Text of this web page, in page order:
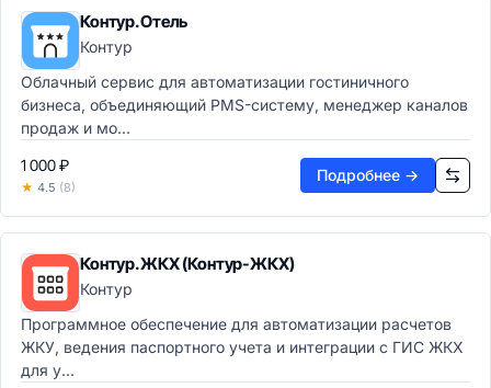
Электронная подпись
Цифровые активы (DAM)
DAM системы
Видеохостинг
CDN сети
Потоковое видео
Офис и коммуникации
Офисные пакеты
Офисные пакеты
Электронные таблицы
Презентации
Заметки и органайзеры
Корпоративные коммуникации
Почтовые клиенты
Контур.Отель
Контур
Облачный сервис для автоматизации гостиничного
бизнеса, объединяющий PMS-систему, менеджер каналов
продаж и мо...
1 000 ₽
★ 4.5 (8)
Подробнее →
Контур.ЖКХ (Контур-ЖКХ)
Контур
Программное обеспечение для автоматизации расчетов
ЖКУ, ведения паспортного учета и интеграции с ГИС ЖКХ
для у...